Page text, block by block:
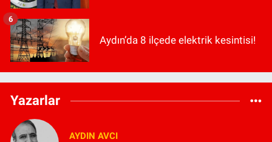
Aydın’da 8 ilçede elektrik kesintisi!
6
Yazarlar
AYDIN AVCI